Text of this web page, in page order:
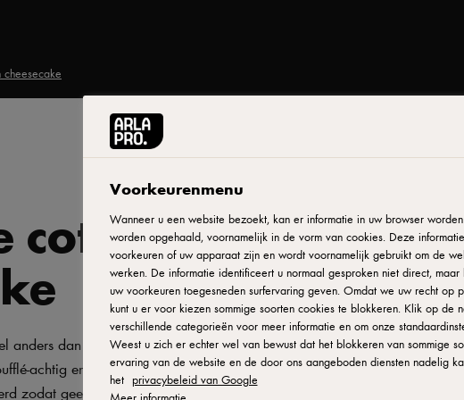
cheesecake
Print
cotton
anders dan New York versie in
achtig en vol van lucht en zijde.
zodat geen klontjes ontstaan;
Voorkeurenmenu
Wanneer u een website bezoekt, kan er informatie in uw browser
worden opgehaald, voornamelijk in de vorm van cookies. Deze
voorkeuren of uw apparaat zijn en wordt voornamelijk gebruikt om de
werken. De informatie identificeert u normaal gesproken niet direct,
uw voorkeuren toegesneden surfervaring geven. Omdat we uw recht op
kunt u er voor kiezen sommige soorten cookies te blokkeren. Klik op de
verschillende categorieën voor meer informatie en om onze
Weest u zich er echter wel van bewust dat het blokkeren van sommige
ervaring van de website en de door ons aangeboden diensten nadelig
het privacybeleid van Google